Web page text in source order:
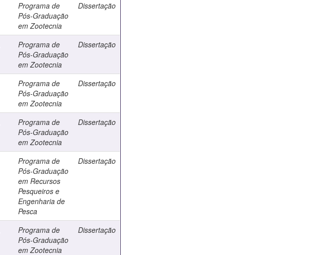
Programa de
Pós-Graduação
em Zootecnia
Dissertação
Programa de
Pós-Graduação
em Zootecnia
Dissertação
Programa de
Pós-Graduação
em Zootecnia
Dissertação
Programa de
Pós-Graduação
em Zootecnia
Dissertação
Programa de
Pós-Graduação
em Recursos
Pesqueiros e
Engenharia de
Pesca
Dissertação
Programa de
Pós-Graduação
em Zootecnia
Dissertação